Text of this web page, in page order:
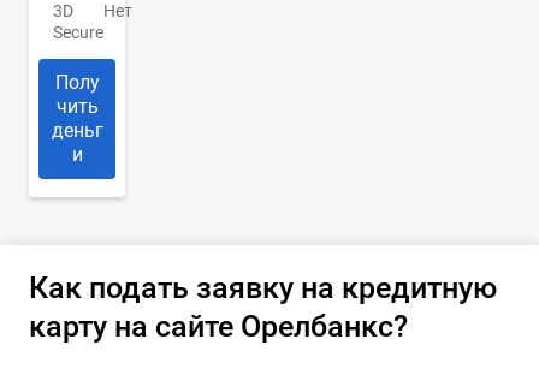
3D
Secure
Нет
Полу
чить
деньг
и
Как подать заявку на кредитную
карту на сайте Орелбанкс?